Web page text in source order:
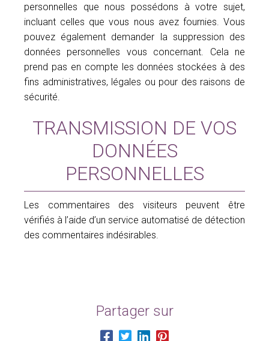
personnelles que nous possédons à votre sujet,
incluant celles que vous nous avez fournies. Vous
pouvez également demander la suppression des
données personnelles vous concernant. Cela ne
prend pas en compte les données stockées à des
fins administratives, légales ou pour des raisons de
sécurité.
TRANSMISSION DE VOS
DONNÉES
PERSONNELLES
Les commentaires des visiteurs peuvent être
vérifiés à l’aide d’un service automatisé de détection
des commentaires indésirables.
Partager sur